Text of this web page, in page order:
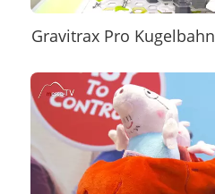
Gravitrax Pro Kugelbahn